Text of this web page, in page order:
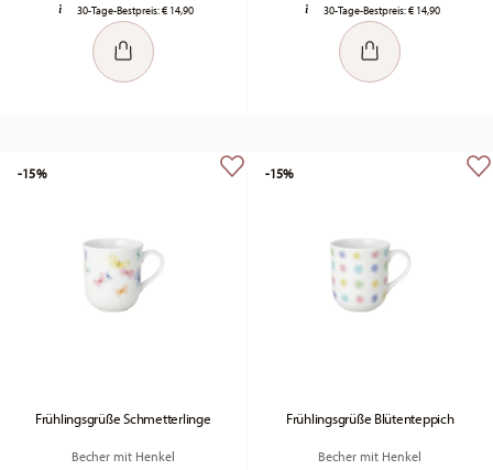
30-Tage-Bestpreis:€ 14,90 30-Tage-Bestpreis:€ 14,90
Frühlingsgrüße Schmetterlinge
Becher mit Henkel
-15%
Frühlingsgrüße Blütenteppich
Becher mit Henkel
-15%